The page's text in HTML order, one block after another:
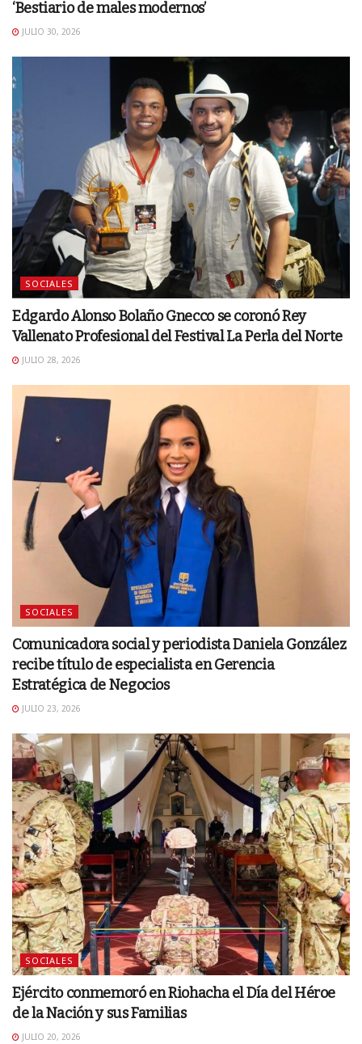
‘Bestiario de males modernos’
JULIO 30, 2026
SOCIALES
Edgardo Alonso Bolaño Gnecco se coronó Rey
Vallenato Profesional del Festival La Perla del Norte
JULIO 28, 2026
SOCIALES
Comunicadora social y periodista Daniela González
recibe título de especialista en Gerencia
Estratégica de Negocios
JULIO 23, 2026
SOCIALES
Ejército conmemoró en Riohacha el Día del Héroe
de la Nación y sus Familias
JULIO 20, 2026